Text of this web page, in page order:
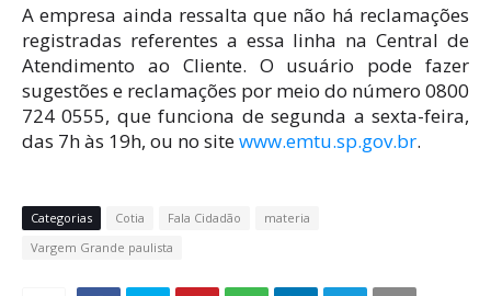
A empresa ainda ressalta que não há reclamações
registradas referentes a essa linha na Central de
Atendimento ao Cliente. O usuário pode fazer
sugestões e reclamações por meio do número 0800
724 0555, que funciona de segunda a sexta-feira,
das 7h às 19h, ou no sitewww.emtu.sp.gov.br.
Categorias Cotia Fala Cidadão
materia
Vargem Grande paulista